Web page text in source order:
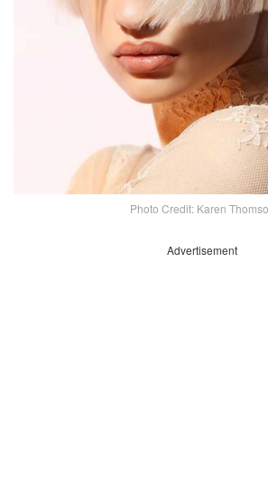
Photo Credit: Karen
Advertisement